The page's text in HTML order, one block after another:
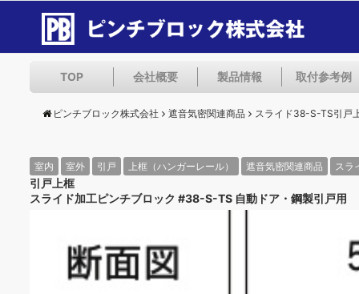
TOP 会社概要 製品情報 取付参考例
ピンチブロック株式会社 遮音気密関連商品 スライド38-S-TS引戸
室内 室外 引戸 上框（ハンガーレール） 遮音気密関連商品 スラ
引戸上框
スライド加工ピンチブロック #38-S-TS 自動ドア・鋼製引戸用